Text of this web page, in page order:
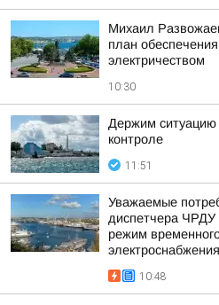
Михаил
план
электричеством
10:30
Держим ситуацию
контроле
11:51
Уважаемые
диспетчера ЧРДУ
режим
электроснабжения
10:48